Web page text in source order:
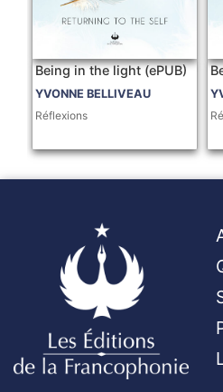
Being in the light (ePUB)
YVONNE BELLIVEAU
Réflexions